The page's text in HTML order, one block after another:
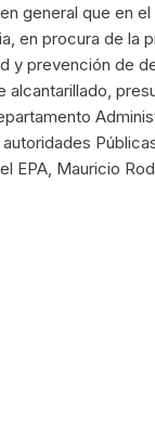
general que en
en procura de la
y prevención de
EPA, Mauricio